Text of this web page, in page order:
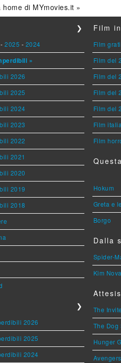
home di MYmovies.it »
❯
- 2025 - 2024
»
2026
2025
2024
2023
2022
2021
2020
2019
2018
❯
2026
2025
2024
Film
Film
Film del
Film del
Film del
Film del
Film
Film
Hokum
Greta e
Borgo
Dalla
Spider-
Kim
The
The Dog
Hunger